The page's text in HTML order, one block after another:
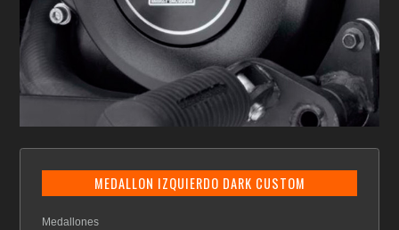
MEDALLON IZQUIERDO DARK CUSTOM
Medallones